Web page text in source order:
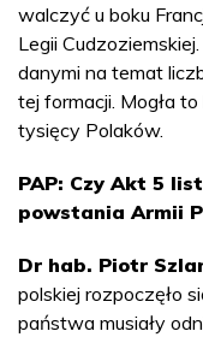
walczyć u boku
Legii
danymi na temat
tej formacji. Mogła
tysięcy Polaków.
PAP: Czy Akt 5
powstania Armii
Dr hab. Piotr
polskiej rozpoczęło
państwa musiały